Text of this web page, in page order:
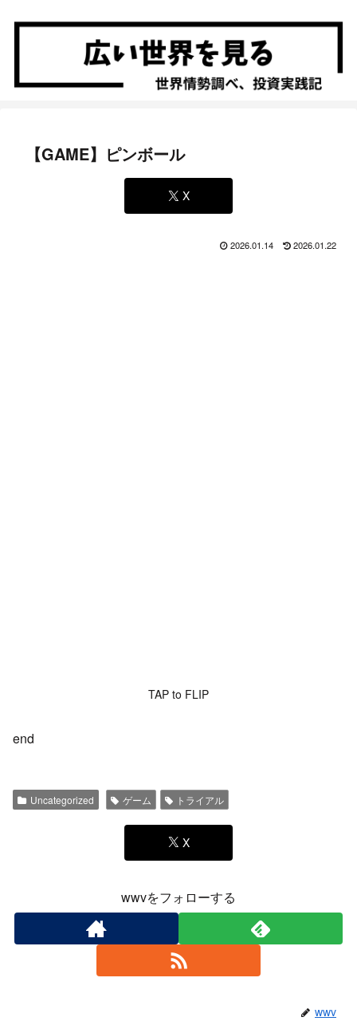
【GAME】ピンボール
X
2026.01.14 2026.01.22
TAP to FLIP
end
Uncategorized ゲーム トライアル
X
wwvをフォローする
wwv